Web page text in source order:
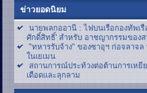
ข่าวยอดนิยม
นายพลกออานี : ไฟบนเรือกองทัพเ
ศักดิ์สิทธิ์' สำหรับ อาชญากรรมของ
"ทหารรับจ้าง" ของซาอุฯ ก่อจลาจ
ในเยเมน
สถานการณ์ประท้วงต่อต้านการเหยี
เดือดและลุกลาม